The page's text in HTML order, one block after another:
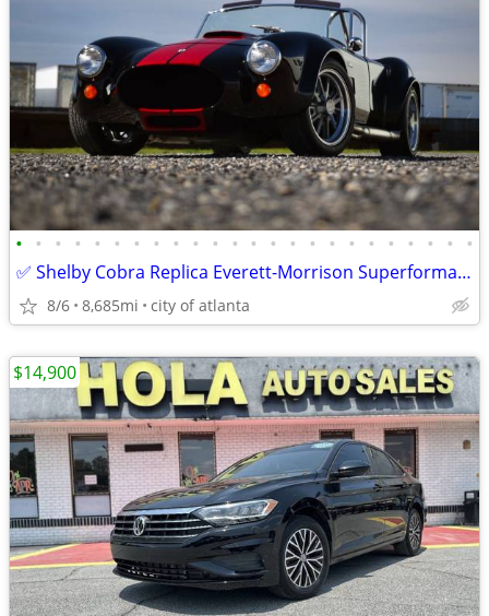
• • • • • • • • • • • • • • • • • • • • • • • •
✅ Shelby Cobra Replica Everett-Morrison Superformance Backdraft Racing
8/6 8,685mi city of atlanta
$14,900